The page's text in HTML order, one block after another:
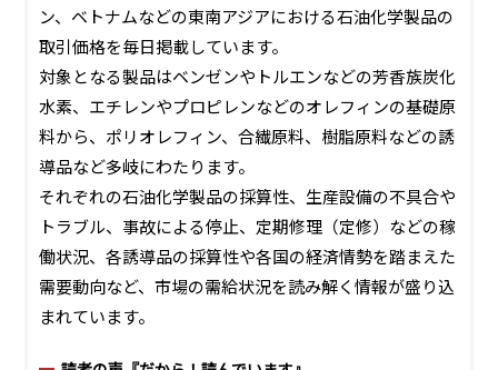
年間休刊日
サイトマップ
採用情報
ン、ベトナムなどの東南アジアにおける石油化学製品の
取引価格を毎日掲載しています。
対象となる製品はベンゼンやトルエンなどの芳香族炭化
水素、エチレンやプロピレンなどのオレフィンの基礎原
料から、ポリオレフィン、合繊原料、樹脂原料などの誘
導品など多岐にわたります。
それぞれの石油化学製品の採算性、生産設備の不具合や
トラブル、事故による停止、定期修理（定修）などの稼
働状況、各誘導品の採算性や各国の経済情勢を踏まえた
需要動向など、市場の需給状況を読み解く情報が盛り込
まれています。